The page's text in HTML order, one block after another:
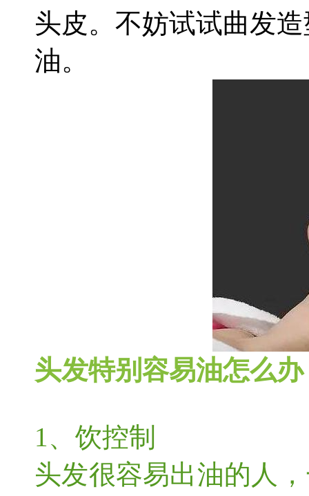
头皮。不妨试试曲发
油。
头发特别容易油怎么办
1、饮控制
头发很容易出油的人